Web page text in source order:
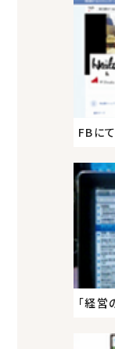
FBに
「経